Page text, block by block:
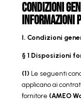
Condizioni
informazioni
I. Condizioni
§ 1 Disposizioni
(1) Le seguenti
applicano ai
fornitore (AMEO